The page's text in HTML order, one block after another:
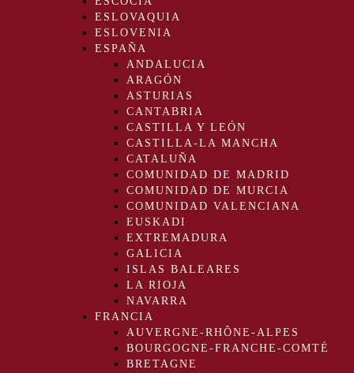
ESLOVAQUIA
ESLOVENIA
ESPAÑA
ANDALUCIA
ARAGÓN
ASTURIAS
CANTABRIA
CASTILLA Y LEÓN
CASTILLA-LA MANCHA
CATALUÑA
COMUNIDAD DE MADRID
COMUNIDAD DE MURCIA
COMUNIDAD VALENCIANA
EUSKADI
EXTREMADURA
GALICIA
ISLAS BALEARES
LA RIOJA
NAVARRA
FRANCIA
AUVERGNE-RHÔNE-ALPES
BOURGOGNE-FRANCHE-COMTÉ
BRETAGNE